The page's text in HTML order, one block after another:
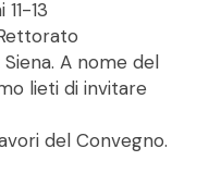
13
A nome del
lieti di invitare
del Convegno.